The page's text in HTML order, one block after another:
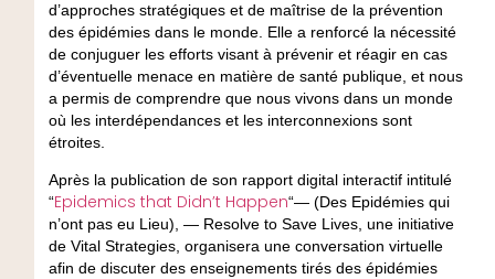
d’approches stratégiques et de maîtrise de la prévention
des épidémies dans le monde. Elle a renforcé la nécessité
de conjuguer les efforts visant à prévenir et réagir en cas
d’éventuelle menace en matière de santé publique, et nous
a permis de comprendre que nous vivons dans un monde
où les interdépendances et les interconnexions sont
étroites.
Après la publication de son rapport digital interactif intitulé
“Epidemics that Didn’t Happen“— (Des Epidémies qui
n’ont pas eu Lieu), — Resolve to Save Lives, une initiative
de Vital Strategies, organisera une conversation virtuelle
afin de discuter des enseignements tirés des épidémies